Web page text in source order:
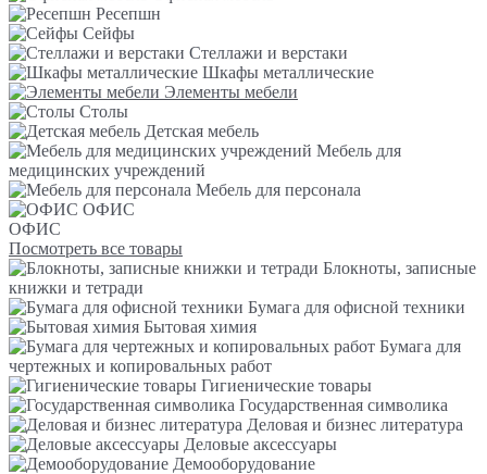
Ресепшн
Сейфы
Стеллажи и верстаки
Шкафы металлические
Элементы мебели
Столы
Детская мебель
Мебель для
медицинских учреждений
Мебель для персонала
ОФИС
ОФИС
Посмотреть все товары
Блокноты, записные
книжки и тетради
Бумага для офисной техники
Бытовая химия
Бумага для
чертежных и копировальных работ
Гигиенические товары
Государственная символика
Деловая и бизнес литература
Деловые аксессуары
Демооборудование